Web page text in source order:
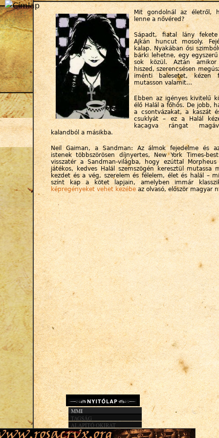
Jump to navigation
Mit gondolnál az életről,
lenne a nővéred?
Sápadt, fiatal lány
Ajkán huncut mosoly.
kalap. Nyakában ősi
bárki lehetne, egy
sok közül. Aztán
hiszed, szerencsésen
iménti balesetet, kézen
mutasson valamit…
Ebben az igényes kivitelű
élő Halál a főhős. De jobb,
a csontvázakat, a kaszát
csuklyát – ez a Halál
kacagva rángat
kalandból a másikba.
Neil Gaiman, a Sandman: Az álmok fejedelme és
istenek többszörösen díjnyertes, New York Times-
visszatér a Sandman-világba, hogy ezúttal
játékos, kedves Halál szemszögén keresztül mutassa
kezdet és a vég, szerelem és félelem, élet és halál –
színt kap a kötet lapjain, amelyben immár
képregényeket vehet kezébeaz olvasó, először magyar
MMI
TAGSÁG
ALAPÍTÓ OKIRAT
KÖZHASZN. JEL.